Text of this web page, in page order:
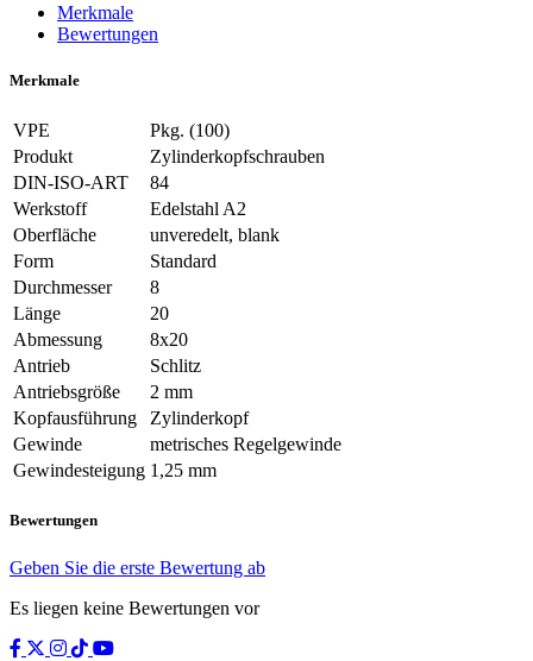
Merkmale
Bewertungen
Merkmale
VPE
Pkg. (100)
Produkt
Zylinderkopfschrauben
DIN-ISO-ART
84
Werkstoff
Edelstahl A2
Oberfläche
unveredelt, blank
Form
Standard
Durchmesser
8
Länge
20
Abmessung
8x20
Antrieb
Schlitz
Antriebsgröße
2 mm
Kopfausführung
Zylinderkopf
Gewinde
metrisches Regelgewinde
Gewindesteigung 1,25 mm
Bewertungen
Geben Sie die erste Bewertung ab
Es liegen keine Bewertungen vor